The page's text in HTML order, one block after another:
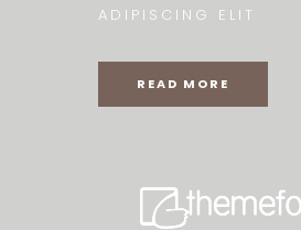
ADIPISCING ELIT
READ MORE